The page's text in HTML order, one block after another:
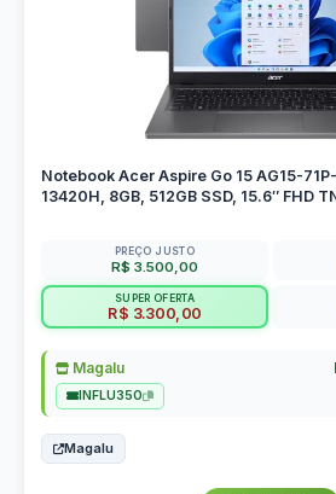
Notebook Acer Aspire Go 15 AG15-
13420H, 8GB, 512GB SSD, 15.6″ FHD
PREÇO JUSTO
R$ 3.500,00
SUPER OFERTA
R$ 3.300,00
Magalu
INFLU350
Magalu